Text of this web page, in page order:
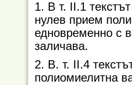
1. В т. II.1
нулев прием
едновременно с
заличава.
2. В. т. II.4
полиомиелитна